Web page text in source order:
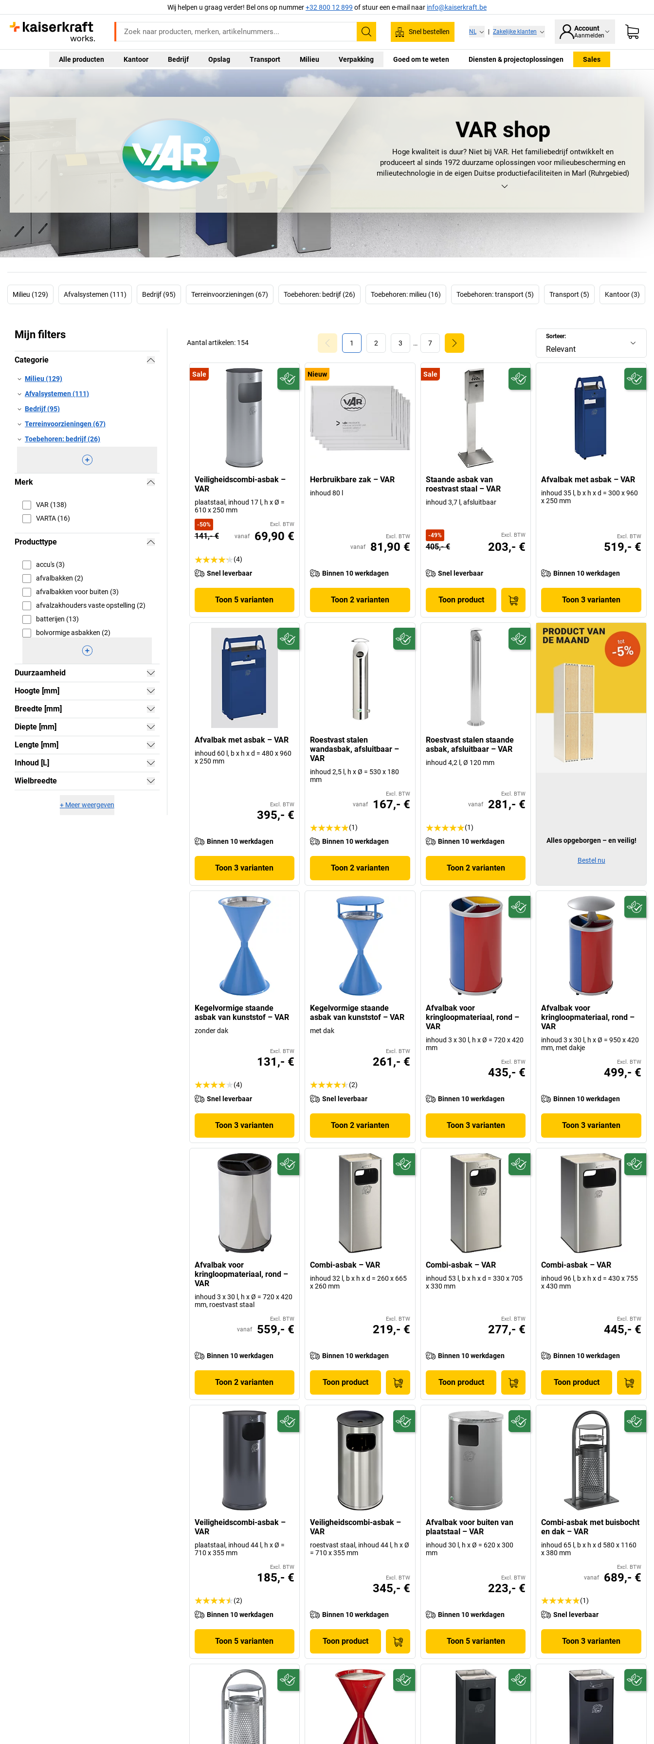
Wij helpen u graag verder! Bel ons op nummer+32 800 12 899 of stuur een e-mail naar info@kaiserkraft.be
Zoeken
Snel bestellen NL Zakelijke klanten Account
Aanmelden
Alle producten Kantoor Bedrijf Opslag Transport Milieu Verpakking Goed om te weten Diensten & projectoplossingen Sales
VAR shop
Hoge kwaliteit is duur? Niet bij VAR. Het familiebedrijf ontwikkelt en
produceert al sinds 1972 duurzame oplossingen voor milieubescherming en
milieutechnologie in de eigen Duitse productiefaciliteiten in Marl (Ruhrgebied)
en Senden-Bösensell (Münsterland).
recyclebaar karton, een duurzaam productassortiment en eigen
metaalverwerking van staal, aluminium en roestvast staal (V2A / V4A)
onderstrepen de milieunormen.
Wat klanten in elk geval kunnen verwachten: een snelle levering van producten
verzending – voor meer dan 1.200 verschillende artikelen. Met andere
woorden: kwaliteitsproducten voor allerlei toepassingen – u vindt ze hier!
Milieu (129) Afvalsystemen (111) Bedrijf (95) Terreinvoorzieningen (67) Toebehoren: bedrijf (26) Toebehoren: milieu (16) Toebehoren: transport (5) Transport (5) Kantoor (3)
Mijn filters
Categorie
Milieu (129)
Afvalsystemen (111)
Bedrijf (95)
Terreinvoorzieningen (67)
Toebehoren: bedrijf (26)
Merk
VAR (138)
VARTA (16)
Producttype
accu's (3)
afvalbakken (2)
afvalbakken voor buiten (3)
afvalzakhouders vaste opstelling (2)
batterijen (13)
bolvormige asbakken (2)
Duurzaamheid
Hoogte [mm]
Breedte [mm]
Diepte [mm]
Lengte [mm]
Inhoud [L]
Wielbreedte
+ Meer weergeven
Sorteer:
Relevant
1 2 3 … 7
Aantal artikelen: 154
Sale
Veiligheidscombi-asbak –
VAR
plaatstaal, inhoud 17 l, h x Ø =
610 x 250 mm
-50% Excl. BTW
141,- € vanaf 69,90 €
(4)
Snel leverbaar
Toon 5 varianten
Nieuw
Herbruikbare zak – VAR
inhoud 80 l
Excl. BTW
vanaf 81,90 €
Binnen 10 werkdagen
Toon 2 varianten
Sale
Staande asbak van
roestvast staal – VAR
inhoud 3,7 l, afsluitbaar
-49% Excl. BTW
405,- € 203,- €
Snel leverbaar
Toon product
Afvalbak met asbak – VAR
inhoud 35 l, b x h x d = 300 x 960
x 250 mm
Excl. BTW
519,- €
Binnen 10 werkdagen
Toon 3 varianten
Afvalbak met asbak – VAR
inhoud 60 l, b x h x d = 480 x 960
x 250 mm
Excl. BTW
395,- €
Binnen 10 werkdagen
Toon 3 varianten
Roestvast stalen
wandasbak, afsluitbaar –
VAR
inhoud 2,5 l, h x Ø = 530 x 180
mm
Excl. BTW
vanaf 167,- €
(1)
Binnen 10 werkdagen
Toon 2 varianten
Roestvast stalen staande
asbak, afsluitbaar – VAR
inhoud 4,2 l, Ø 120 mm
Excl. BTW
vanaf 281,- €
(1)
Binnen 10 werkdagen
Toon 2 varianten
Kegelvormige staande
asbak van kunststof – VAR
zonder dak
Excl. BTW
131,- €
(4)
Snel leverbaar
Toon 3 varianten
Kegelvormige staande
asbak van kunststof – VAR
met dak
Excl. BTW
261,- €
(2)
Snel leverbaar
Toon 2 varianten
Afvalbak voor
kringloopmateriaal, rond –
VAR
inhoud 3 x 30 l, h x Ø = 720 x 420
mm
Excl. BTW
435,- €
Binnen 10 werkdagen
Toon 3 varianten
Afvalbak voor
kringloopmateriaal, rond –
VAR
inhoud 3 x 30 l, h x Ø = 950 x 420
mm, met dakje
Excl. BTW
499,- €
Binnen 10 werkdagen
Toon 3 varianten
Afvalbak voor
kringloopmateriaal, rond –
VAR
inhoud 3 x 30 l, h x Ø = 720 x 420
mm, roestvast staal
Excl. BTW
vanaf 559,- €
Binnen 10 werkdagen
Toon 2 varianten
Combi-asbak – VAR
inhoud 32 l, b x h x d = 260 x 665
x 260 mm
Excl. BTW
219,- €
Binnen 10 werkdagen
Toon product
Combi-asbak – VAR
inhoud 53 l, b x h x d = 330 x 705
x 330 mm
Excl. BTW
277,- €
Binnen 10 werkdagen
Toon product
Combi-asbak – VAR
inhoud 96 l, b x h x d = 430 x 755
x 430 mm
Excl. BTW
445,- €
Binnen 10 werkdagen
Toon product
Veiligheidscombi-asbak –
VAR
plaatstaal, inhoud 44 l, h x Ø =
710 x 355 mm
Excl. BTW
185,- €
(2)
Binnen 10 werkdagen
Toon 5 varianten
Veiligheidscombi-asbak –
VAR
roestvast staal, inhoud 44 l, h x Ø
= 710 x 355 mm
Excl. BTW
345,- €
Binnen 10 werkdagen
Toon product
Afvalbak voor buiten van
plaatstaal – VAR
inhoud 30 l, h x Ø = 620 x 300
mm
Excl. BTW
223,- €
Binnen 10 werkdagen
Toon 5 varianten
Combi-asbak met buisbocht
en dak – VAR
inhoud 65 l, b x h x d 580 x 1160
x 380 mm
Excl. BTW
vanaf 689,- €
(1)
Snel leverbaar
Toon 3 varianten
Alles opgeborgen – en veilig!
Bestel nu